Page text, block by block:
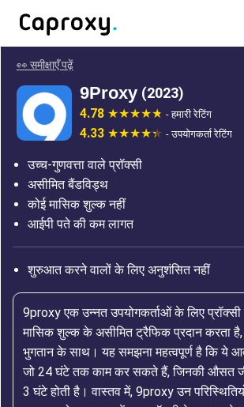
👀 समीक्षाएँ पढ़ें
9Proxy (2023)
4.78 - हमारी रेटिंग
4.33 - उपयोगकर्ता रेटिंग
उच्च-गुणवत्ता वाले प्रॉक्सी
असीमित बैंडविड्थ
कोई मासिक शुल्क नहीं
आईपी पते की कम लागत
शुरुआत करने वालों के लिए अनुशंसित नहीं
9proxy एक उन्नत उपयोगकर्ताओं के लिए प्रॉक्सी
मासिक शुल्क के असीमित ट्रैफिक प्रदान करता
भुगतान के साथ। यह समझना महत्वपूर्ण है कि ये
जो 24 घंटे तक काम कर सकते हैं, जिनकी औसत
3 घंटे होती है। वास्तव में, 9proxy उन